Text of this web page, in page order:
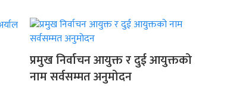
प्रमुख निर्वाचन आयुक्त र दुई आयुक्तको
नाम सर्वसम्मत अनुमोदन